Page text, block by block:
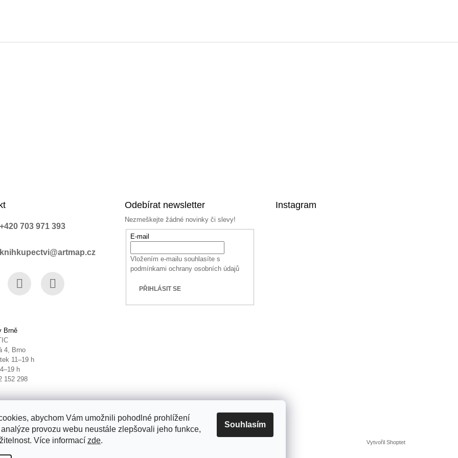
abychom Vám umožnili pohodlné prohlížení
provozu webu neustále zlepšovali jeho funkce,
Více informací zde.
Souhlasím
+420 703 971 393
knihkupectvi@artmap.cz
Odebírat newsletter
Nezmeškejte žádné novinky či slevy!
E-mail
Vložením e-mailu souhlasíte s
podmínkami ochrany osobních údajů
PŘIHLÁSIT SE
Instagram
Brně
4, Brno
11–19 h
h
152 298
nastavení cookies